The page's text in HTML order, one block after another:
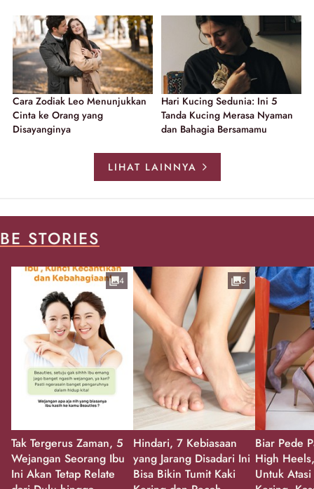
Cara Zodiak Leo Menunjukkan
Cinta ke Orang yang
Disayanginya
Hari Kucing Sedunia: Ini 5
Tanda Kucing Merasa Nyaman
dan Bahagia Bersamamu
LIHAT LAINNYA
BE STORIES
Tak Tergerus Zaman, 5
Wejangan Seorang Ibu
Ini Akan Tetap Relate
4
Hindari, 7 Kebiasaan
yang Jarang Disadari Ini
Bisa Bikin Tumit Kaki
5
Biar Pede
High
Untuk